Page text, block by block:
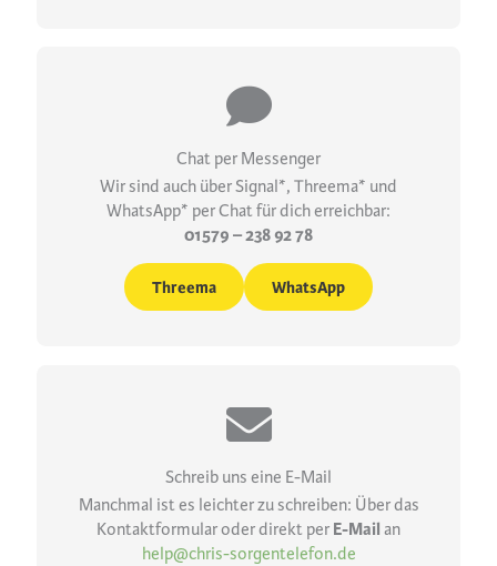
Chat per Messenger
Wir sind auch über Signal*, Threema* und
WhatsApp* per Chat für dich erreichbar:
01579 – 238 92 78
Threema WhatsApp
Schreib uns eine E-Mail
Manchmal ist es leichter zu schreiben: Über das
Kontaktformular oder direkt per E-Mail an
help@chris-sorgentelefon.de